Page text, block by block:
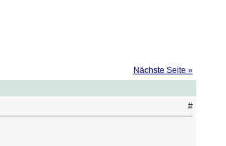
Nächste Seite »
#